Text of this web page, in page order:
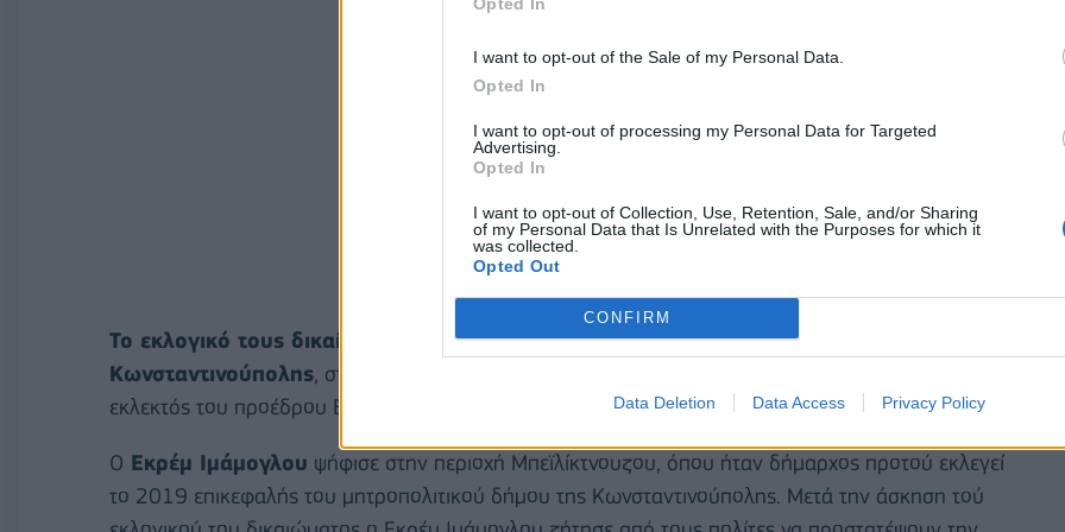
I want to opt-out of the Sale of my Personal Data.
Opted In
I want to opt-out of processing my Personal Data for Targeted
Advertising.
Opted In
I want to opt-out of Collection, Use, Retention, Sale, and/or Sharing
of my Personal Data that Is Unrelated with the Purposes for which it
was collected.
Opted Out
CONFIRM
Data Deletion Data Access Privacy Policy
Το εκλογικό τους δικαίωμα άσκησαν και οι δύο βασικοί υποψήφιοι για τον δήμο της
Κωνσταντινούπολης , στις σημερινές δημοτικές εκλογές, ο νυν δήμαρχος Εκρέμ Ιμάμογλου και ο
εκλεκτός του προέδρου Ερντογάν, Μουράτ Κουρούμ.
Ο Εκρέμ Ιμάμογλου ψήφισε στην περιοχή Μπεϊλίκτνουζου, όπου ήταν δήμαρχος προτού εκλεγεί
το 2019 επικεφαλής του μητροπολιτικού δήμου της Κωνσταντινούπολης. Μετά την άσκηση τού